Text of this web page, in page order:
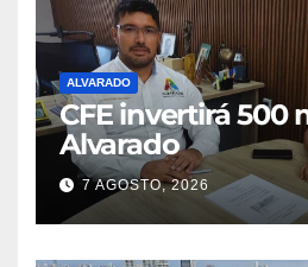
ALVARADO
CFE invertirá 500
Alvarado
7 AGOSTO, 2026